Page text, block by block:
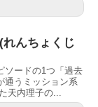
れんちょくじ
ソードの1つ「過去
通うミッション系
天内理子の...